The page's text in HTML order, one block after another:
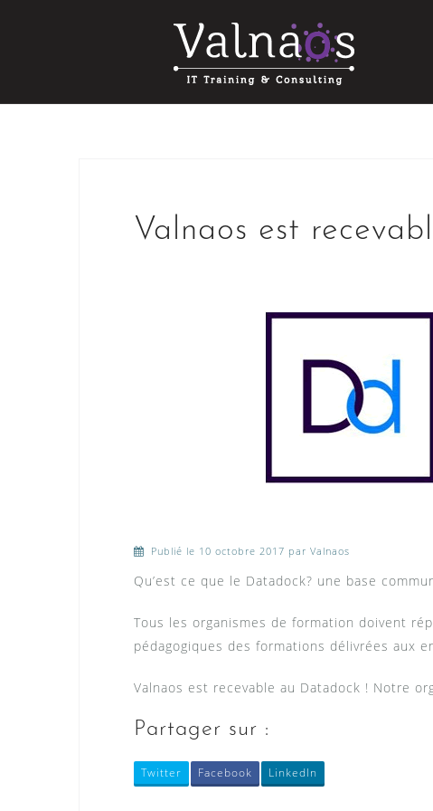
Valnaos est
Publié le 10 octobre 2017 par Valnaos
Qu’est ce que le Datadock? une base
Tous les organismes de formation doivent
pédagogiques des formations délivrées aux
Valnaos est recevable au Datadock ! Notre
Partager sur :
Twitter Facebook LinkedIn